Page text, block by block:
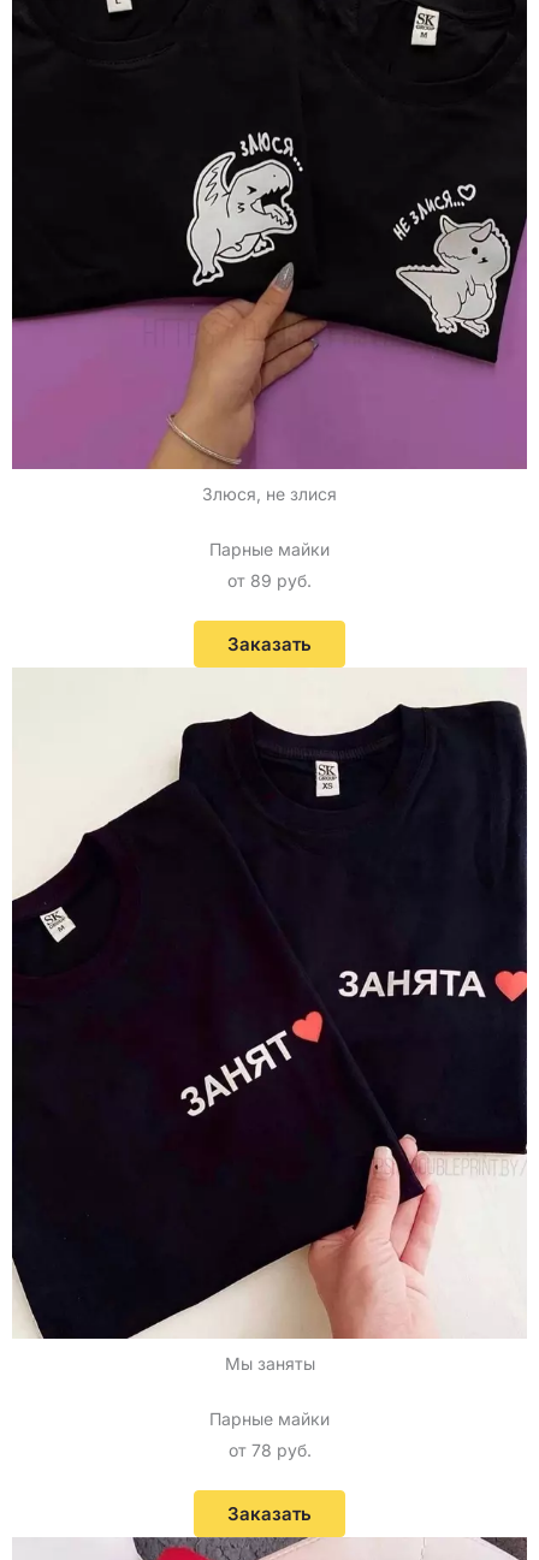
Злюся, не злися
Парные майки
от 89 руб.
Заказать
Мы заняты
Парные майки
от 78 руб.
Заказать